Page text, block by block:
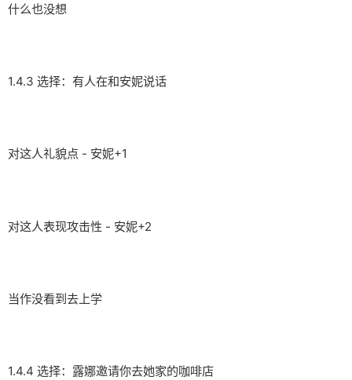
什么也没想
1.4.3 选择：有人在和安妮说话
对这人礼貌点 - 安妮+1
对这人表现攻击性 - 安妮+2
当作没看到去上学
1.4.4 选择：露娜邀请你去她家的咖啡店